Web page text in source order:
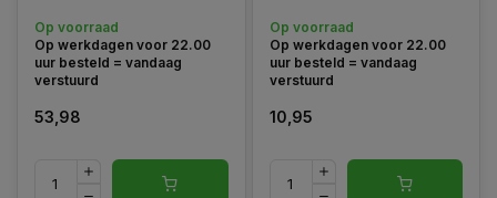
toepassingen.
Op voorraad
Op werkdagen voor 22.00
uur besteld = vandaag
verstuurd
53,98
gelijkmatige luchtverdeling.
Op voorraad
Op werkdagen voor 22.00
uur besteld = vandaag
verstuurd
10,95